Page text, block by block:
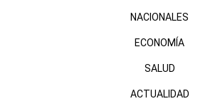
NACIONALES
ECONOMÍA
SALUD
ACTUALIDAD